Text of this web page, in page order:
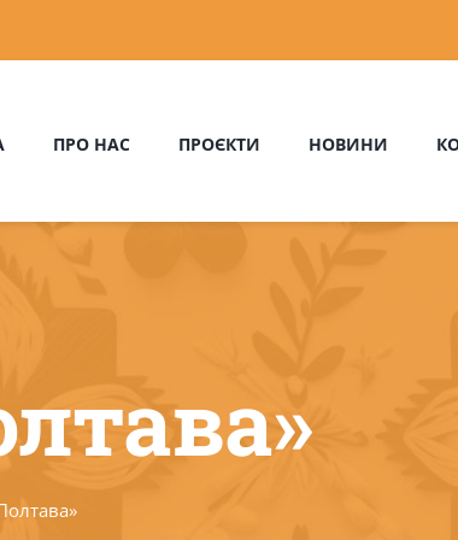
ПРО НАС ПРОЄКТИ НОВИНИ